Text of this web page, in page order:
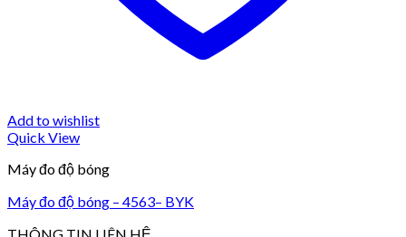
Add to wishlist
Quick View
Máy đo độ bóng
Máy đo độ bóng – 4563– BYK
THÔNG TIN LIÊN HỆ